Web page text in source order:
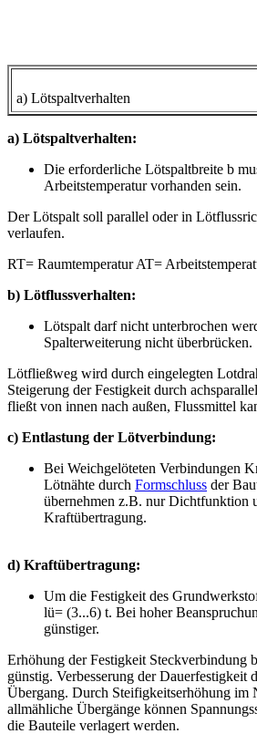
a) Lötspaltverhalten
a) Lötspaltverhalten:
Die erforderliche Lötspaltbreite b
Arbeitstemperatur vorhanden sein.
Der Lötspalt soll parallel oder in
verlaufen.
RT= Raumtemperatur AT=
b) Lötflussverhalten:
Lötspalt darf nicht unterbrochen
Spalterweiterung nicht überbrücken.
Lötfließweg wird durch eingelegten
Steigerung der Festigkeit durch
fließt von innen nach außen, Flussmittel
c) Entlastung der Lötverbindung:
Bei Weichgelöteten Verbindungen
Lötnähte durch Formschluss der
übernehmen z.B. nur Dichtfunktion
Kraftübertragung.
d) Kraftübertragung:
Um die Festigkeit des
lü= (3...6) t. Bei hoher
günstiger.
Erhöhung der Festigkeit Steckverbindung
günstig. Verbesserung der Dauerfestigkeit
Übergang. Durch Steifigkeitserhöhung im
allmähliche Übergänge können
die Bauteile verlagert werden.